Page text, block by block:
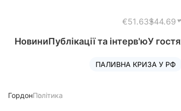
€51.63$44.69
НовиниПублікації та інтерв'юУ
ПАЛИВНА КРИЗА У РФ
ГордонПолітика